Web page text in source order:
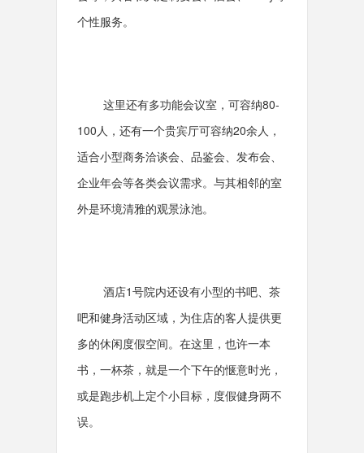
个性服务。
这里还有多功能会议室，可容纳80-
100人，还有一个贵宾厅可容纳20余人，
适合小型商务洽谈会、品鉴会、发布会、
企业年会等各类会议需求。与其相邻的室
外是环境清雅的观景泳池。
酒店1号院内还设有小型的书吧、茶
吧和健身活动区域，为住店的客人提供更
多的休闲度假空间。在这里，也许一本
书，一杯茶，就是一个下午的惬意时光，
或是跑步机上定个小目标，度假健身两不
误。